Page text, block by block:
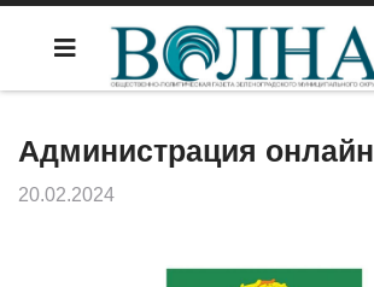
Администрация онлайн
20.02.2024